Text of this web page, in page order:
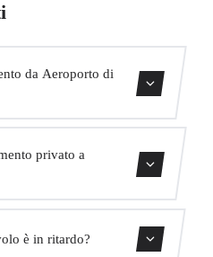
da Aeroporto di
privato a
costi nascosti.
è in ritardo?